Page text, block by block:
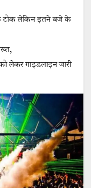
टोक लेकिन इतने बजे के
,
लेकर गाइडलाइन जारी